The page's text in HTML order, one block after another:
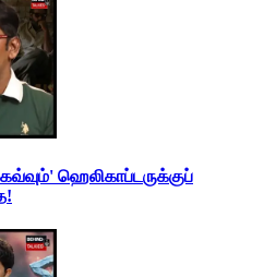
ஹெலிகாப்டருக்குப்